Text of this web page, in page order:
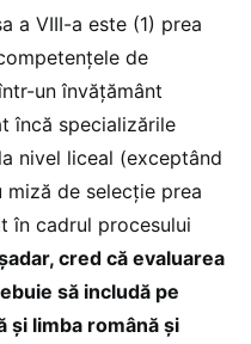
a VIII-a este (1) prea
de
un învățământ
încă specializările
nivel liceal (exceptând
de selecție prea
în cadrul procesului
cred că evaluarea
să includă pe
și limba română și